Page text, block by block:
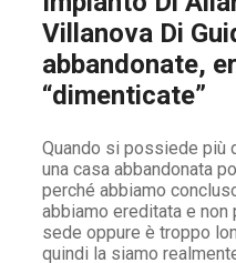
Villanova Di
abbandonate,
“dimenticate”
Quando si possiede più
una casa abbandonata
perché abbiamo
abbiamo ereditata e
sede oppure è troppo
quindi la siamo